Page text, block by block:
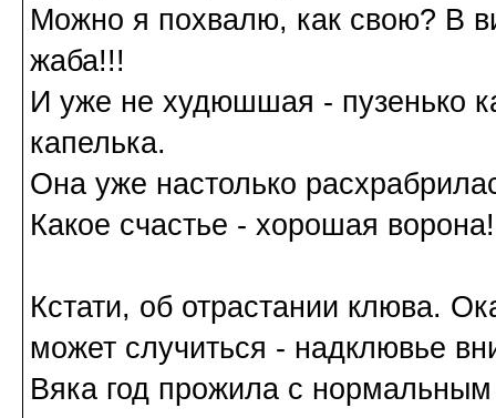
Можно я похвалю, как свою? В
жаба!!!
И уже не худюшшая - пузенько
капелька.
Она уже настолько
Какое счастье - хорошая ворона!
Кстати, об отрастании клюва.
может случиться - надклювье
Вяка год прожила с